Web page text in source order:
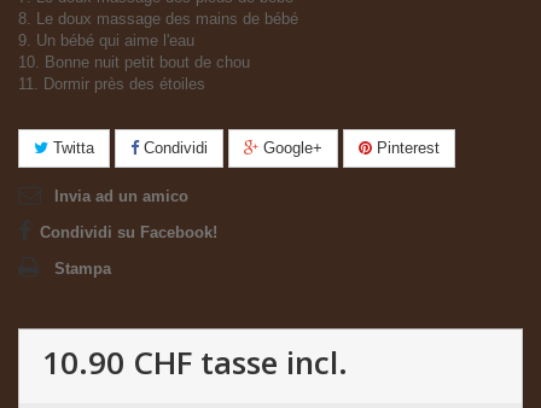
8. Le doux massage des mains de bébé
9. Un bébé qui aime l'eau
10. Bonne nuit petit bout de chou
11. Dormir près des étoiles
Twitta Condividi Google+ Pinterest
Invia ad un amico
Condividi su Facebook!
Stampa
10.90 CHF tasse incl.